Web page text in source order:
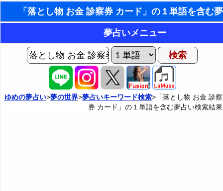
東洋・西洋占星術
ホラリー占星術
手相占いで未来診断
タロットカードで無料占い
命名の姓名判断
夢占いメニュー
AIゆめの夢占いチャット
ヨセフの夢占い
夢占い掲示板
ゆめの夢占い>夢の世界>夢占いキーワード検索>「落とし物 お金 診察
券 カード」の１単語を含む夢占い検索結果